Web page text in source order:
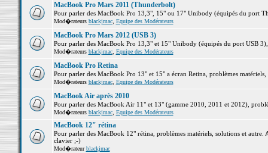
MacBook Pro Mars 2011 (Thunderbolt)
Pour parler des MacBook Pro 13,3", 15" ou 17" Unibody (équipés du port
Mod�rateurs blackjmac, Equipe des Modérateurs
MacBook Pro Mars 2012 (USB 3)
Pour parler des MacBook Pro 13,3" et 15" Unibody (équipés du port USB
Mod�rateurs blackjmac, Equipe des Modérateurs
MacBook Pro Retina
Pour parler des MacBook Pro 13" et 15" a écran Retina, problèmes matériels,
Mod�rateurs blackjmac, Equipe des Modérateurs
MacBook Air après 2010
Pour parler des MacBook Air 11" et 13" (gamme 2010, 2011 et 2012),
Mod�rateurs blackjmac, Equipe des Modérateurs
MacBook 12" rétina
Pour parler des MacBook 12" rétina, problèmes matériels, solutions et
clavier ;-)
Mod�rateurblackjmac